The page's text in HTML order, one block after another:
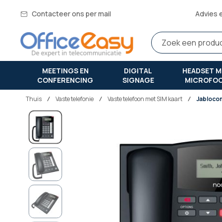
Contacteer ons per mail Advies
MEETINGS EN
CONFERENCING
DIGITAL
SIGNAGE
HEADSET
Thuis vaste telefonie Vaste telefoon met SIM kaart
Ga
naar
het
einde
van
de
afbeeldingen-
gallerij